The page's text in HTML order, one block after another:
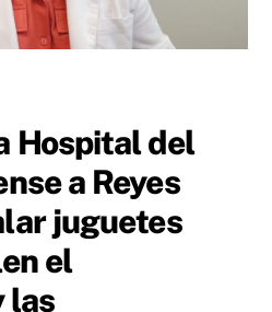
Hospital del
a Reyes
juguetes
el
las